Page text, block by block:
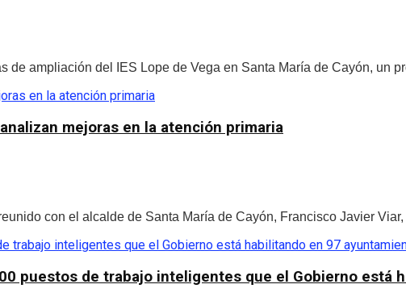
ampliación del IES Lope de Vega en Santa María de Cayón, un
mejoras en la atención primaria
con el alcalde de Santa María de Cayón, Francisco Javier
puestos de trabajo inteligentes que el Gobierno está